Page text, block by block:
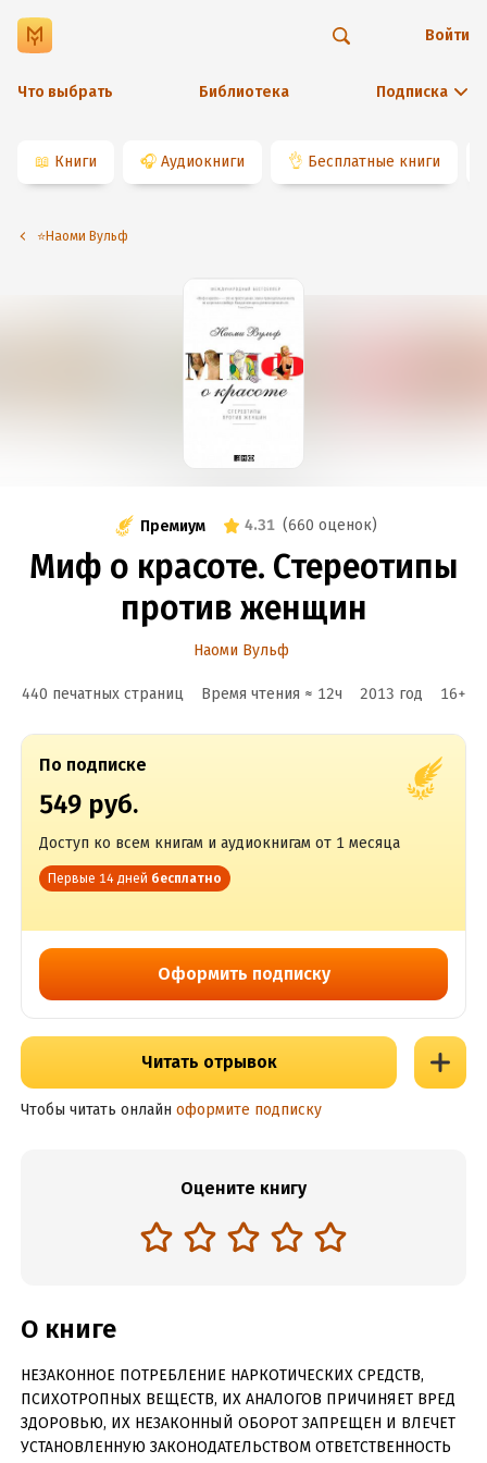
Что выбрать Библиотека Подписка
Войти
📖 Книги 🎧 Аудиокниги 👌 Бесплатные книги
⭐️Наоми Вульф
Премиум 4.31 (660 оценок)
Миф о красоте. Стереотипы
против женщин
Наоми Вульф
440 печатных страниц Время чтения ≈ 12ч 2013 год 16+
По подписке
549 руб.
Доступ ко всем книгам и аудиокнигам от 1 месяца
Первые 14 дней бесплатно
Оформить подписку
Читать отрывок
Чтобы читать онлайн оформите подписку
Оцените книгу
О книге
НЕЗАКОННОЕ ПОТРЕБЛЕНИЕ НАРКОТИЧЕСКИХ СРЕДСТВ,
ПСИХОТРОПНЫХ ВЕЩЕСТВ, ИХ АНАЛОГОВ ПРИЧИНЯЕТ ВРЕД
ЗДОРОВЬЮ, ИХ НЕЗАКОННЫЙ ОБОРОТ ЗАПРЕЩЕН И ВЛЕЧЕТ
УСТАНОВЛЕННУЮ ЗАКОНОДАТЕЛЬСТВОМ ОТВЕТСТВЕННОСТЬ